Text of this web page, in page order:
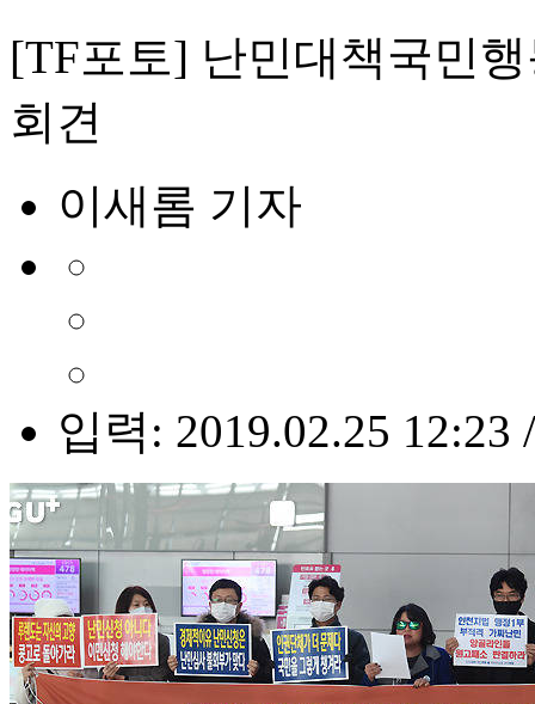
[TF포토] 난민대책국민
회견
이새롬 기자
입력: 2019.02.25 12:23